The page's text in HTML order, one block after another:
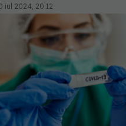
iul 2024, 20:12